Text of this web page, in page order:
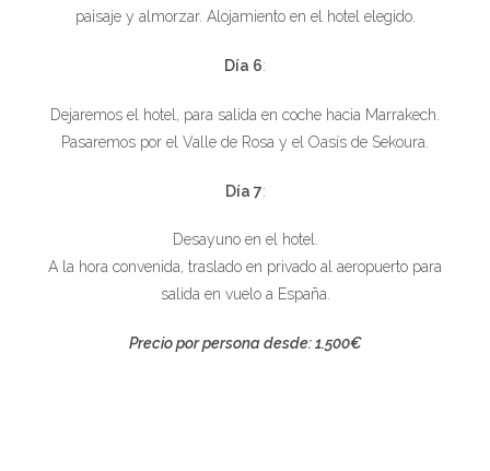
paisaje y almorzar. Alojamiento en el hotel elegido.
Día 6:
Dejaremos el hotel, para salida en coche hacia Marrakech.
Pasaremos por el Valle de Rosa y el Oasís de Sekoura.
Día 7:
Desayuno en el hotel.
A la hora convenida, traslado en privado al aeropuerto para
salida en vuelo a España.
Precio por persona desde: 1.500€